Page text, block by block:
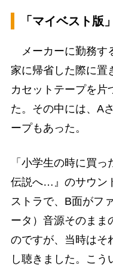
「マイベスト版
メーカーに勤務す
家に帰省した際に置
カセットテープを片
た。その中には、A
ープもあった。
「小学生の時に買
伝説へ…』のサウン
ストラで、B面がフ
ータ）音源そのまま
のですが、当時はそ
し聴きました。こ